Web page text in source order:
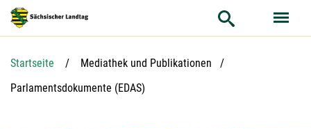
Hauptnavigation
Hauptinhalt
Service
Startseite
Mediathek und Publikationen
Aktuelle Seite:
Parlamentsdokumente (EDAS)